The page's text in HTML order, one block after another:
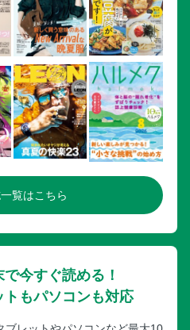
はくか湯たんぽで温かくして眠
けたまま眠ってもよい？
」と「横向き」のどちらがベス
間が減らないよう早めに寝るの
る前に水分をとらないほうがよ
寝るのはよい習慣？
りと食生活
覧はこちら
今すぐ読める！
トもパソコンも対応